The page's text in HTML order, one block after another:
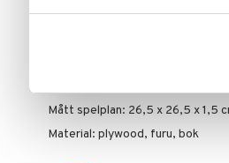
Mått spelplan: 26,5 x 26,5 x 1,5
Material: plywood, furu, bok